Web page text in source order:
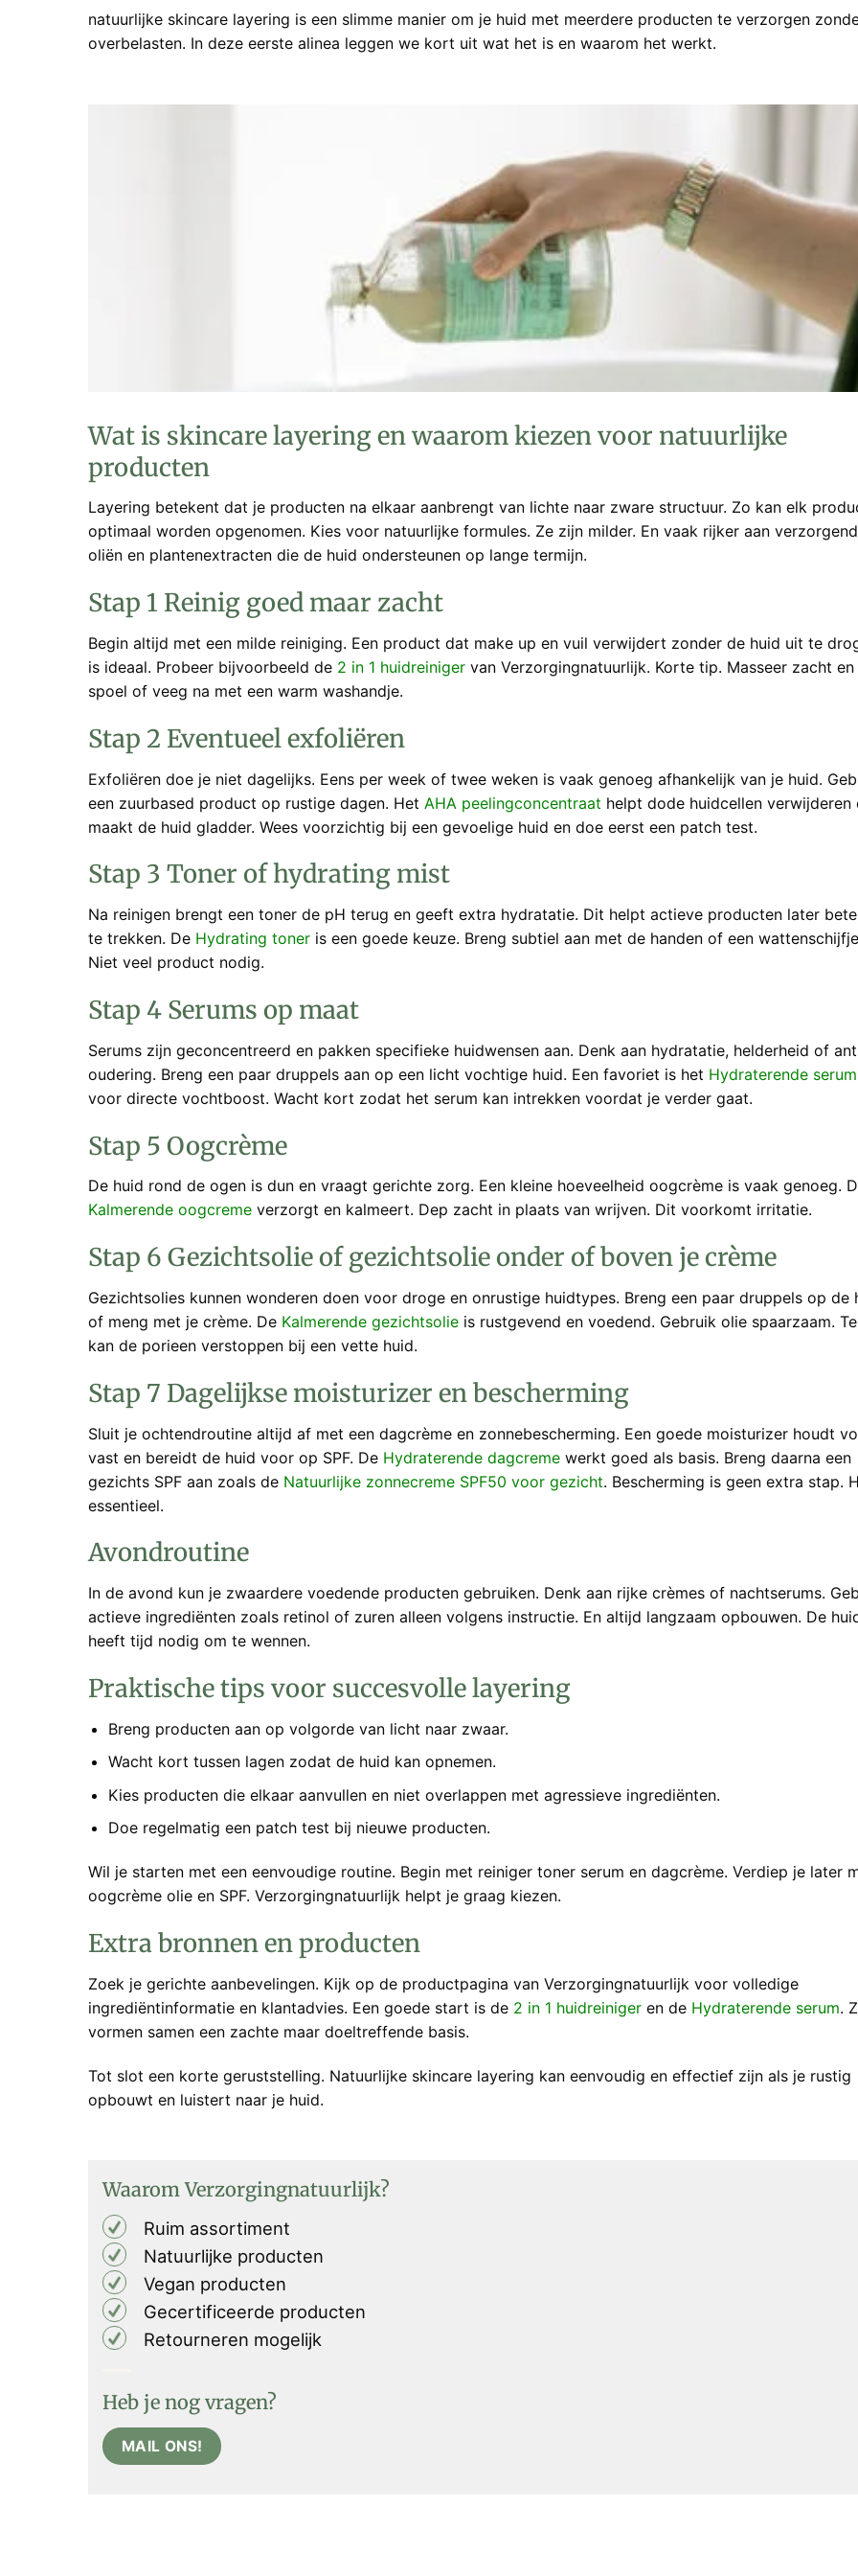
natuurlijke skincare layering is een slimme manier om je huid met meerdere producten te verzorgen
overbelasten. In deze eerste alinea leggen we kort uit wat het is en waarom het werkt.
Wat is skincare layering en waarom kiezen voor natuurlijke
producten
Layering betekent dat je producten na elkaar aanbrengt van lichte naar zware structuur. Zo kan elk
optimaal worden opgenomen. Kies voor natuurlijke formules. Ze zijn milder. En vaak rijker aan
oliën en plantenextracten die de huid ondersteunen op lange termijn.
Stap 1 Reinig goed maar zacht
Begin altijd met een milde reiniging. Een product dat make up en vuil verwijdert zonder de huid uit te
is ideaal. Probeer bijvoorbeeld de 2 in 1 huidreiniger van Verzorgingnatuurlijk. Korte tip. Masseer zacht en
spoel of veeg na met een warm washandje.
Stap 2 Eventueel exfoliëren
Exfoliëren doe je niet dagelijks. Eens per week of twee weken is vaak genoeg afhankelijk van je huid.
een zuurbased product op rustige dagen. Het AHA peelingconcentraat helpt dode huidcellen verwijderen
maakt de huid gladder. Wees voorzichtig bij een gevoelige huid en doe eerst een patch test.
Stap 3 Toner of hydrating mist
Na reinigen brengt een toner de pH terug en geeft extra hydratatie. Dit helpt actieve producten later
te trekken. De Hydrating toner is een goede keuze. Breng subtiel aan met de handen of een
Niet veel product nodig.
Stap 4 Serums op maat
Serums zijn geconcentreerd en pakken specifieke huidwensen aan. Denk aan hydratatie, helderheid of
oudering. Breng een paar druppels aan op een licht vochtige huid. Een favoriet is het Hydraterende serum
voor directe vochtboost. Wacht kort zodat het serum kan intrekken voordat je verder gaat.
Stap 5 Oogcrème
De huid rond de ogen is dun en vraagt gerichte zorg. Een kleine hoeveelheid oogcrème is vaak genoeg.
Kalmerende oogcreme verzorgt en kalmeert. Dep zacht in plaats van wrijven. Dit voorkomt irritatie.
Stap 6 Gezichtsolie of gezichtsolie onder of boven je crème
Gezichtsolies kunnen wonderen doen voor droge en onrustige huidtypes. Breng een paar druppels op de
of meng met je crème. De Kalmerende gezichtsolie is rustgevend en voedend. Gebruik olie spaarzaam.
kan de porieen verstoppen bij een vette huid.
Stap 7 Dagelijkse moisturizer en bescherming
Sluit je ochtendroutine altijd af met een dagcrème en zonnebescherming. Een goede moisturizer houdt
vast en bereidt de huid voor op SPF. De Hydraterende dagcreme werkt goed als basis. Breng daarna een
gezichts SPF aan zoals de Natuurlijke zonnecreme SPF50 voor gezicht. Bescherming is geen extra stap.
essentieel.
Avondroutine
In de avond kun je zwaardere voedende producten gebruiken. Denk aan rijke crèmes of nachtserums.
actieve ingrediënten zoals retinol of zuren alleen volgens instructie. En altijd langzaam opbouwen. De
heeft tijd nodig om te wennen.
Praktische tips voor succesvolle layering
Breng producten aan op volgorde van licht naar zwaar.
Wacht kort tussen lagen zodat de huid kan opnemen.
Kies producten die elkaar aanvullen en niet overlappen met agressieve ingrediënten.
Doe regelmatig een patch test bij nieuwe producten.
Wil je starten met een eenvoudige routine. Begin met reiniger toner serum en dagcrème. Verdiep je later
oogcrème olie en SPF. Verzorgingnatuurlijk helpt je graag kiezen.
Extra bronnen en producten
Zoek je gerichte aanbevelingen. Kijk op de productpagina van Verzorgingnatuurlijk voor volledige
ingrediëntinformatie en klantadvies. Een goede start is de 2 in 1 huidreiniger en de Hydraterende serum.
vormen samen een zachte maar doeltreffende basis.
Tot slot een korte geruststelling. Natuurlijke skincare layering kan eenvoudig en effectief zijn als je rustig
opbouwt en luistert naar je huid.
Waarom Verzorgingnatuurlijk?
Ruim assortiment
Natuurlijke producten
Vegan producten
Gecertificeerde producten
Retourneren mogelijk
Heb je nog vragen?
MAIL ONS!